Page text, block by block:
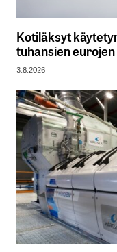
Kotiläksyt
tuhansien
3.8.2026